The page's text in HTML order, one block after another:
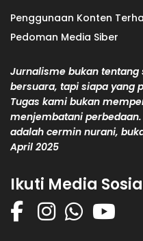
Penggunaan Konten
Pedoman Media Siber
Jurnalisme bukan tentang
bersuara, tapi siapa yang
Tugas kami bukan
menjembatani
adalah cermin nurani,
April 2025
Ikuti Media